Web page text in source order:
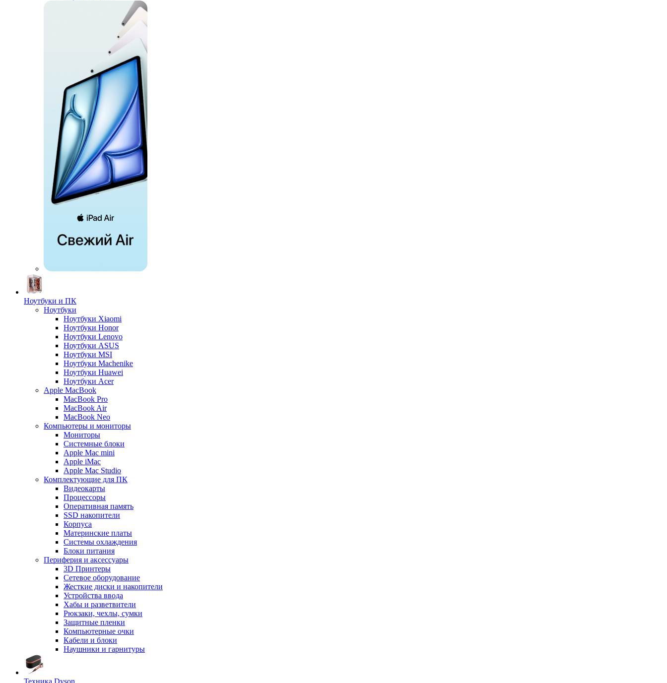
Ноутбуки и ПК
Ноутбуки
Ноутбуки Xiaomi
Ноутбуки Honor
Ноутбуки Lenovo
Ноутбуки ASUS
Ноутбуки MSI
Ноутбуки Machenike
Ноутбуки Huawei
Ноутбуки Acer
Apple MacBook
MacBook Pro
MacBook Air
MacBook Neo
Компьютеры и мониторы
Мониторы
Системные блоки
Apple Mac mini
Apple iMac
Apple Mac Studio
Комплектующие для ПК
Видеокарты
Процессоры
Оперативная память
SSD накопители
Корпуса
Материнские платы
Системы охлаждения
Блоки питания
Периферия и аксессуары
3D Принтеры
Сетевое оборудование
Жесткие диски и накопители
Устройства ввода
Хабы и разветвители
Рюкзаки, чехлы, сумки
Защитные пленки
Компьютерные очки
Кабели и блоки
Наушники и гарнитуры
Техника Dyson